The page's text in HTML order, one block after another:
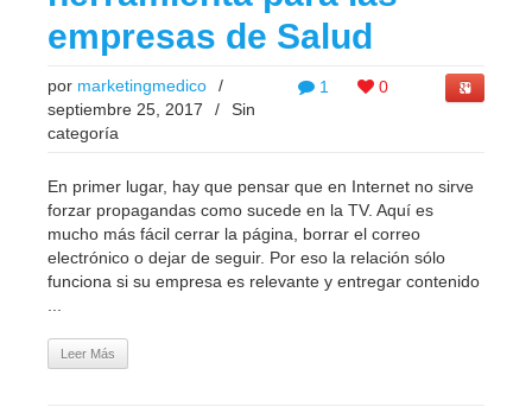
empresas de Salud
1 0
por marketingmedico
/
septiembre 25, 2017
/
Sin
categoría
En primer lugar, hay que pensar que en Internet no sirve
forzar propagandas como sucede en la TV. Aquí es
mucho más fácil cerrar la página, borrar el correo
electrónico o dejar de seguir. Por eso la relación sólo
funciona si su empresa es relevante y entregar contenido
Leer Más